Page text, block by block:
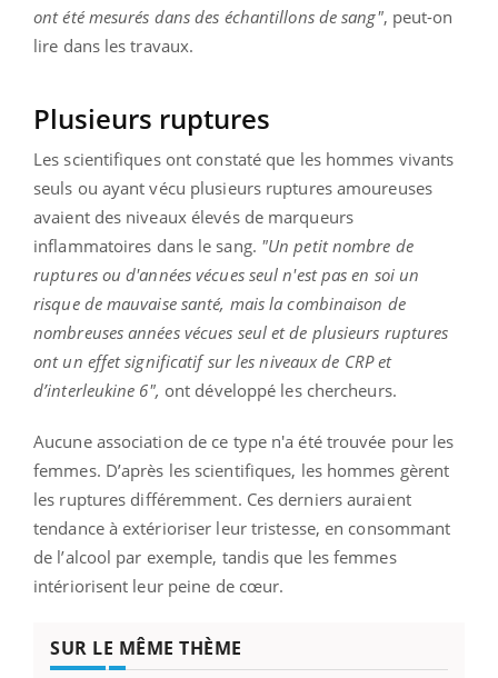
ont été mesurés dans des échantillons de sang", peut-on
lire dans les travaux.
Plusieurs ruptures
Les scientifiques ont constaté que les hommes vivants
seuls ou ayant vécu plusieurs ruptures amoureuses
avaient des niveaux élevés de marqueurs
inflammatoires dans le sang. "Un petit nombre de
ruptures ou d'années vécues seul n'est pas en soi un
risque de mauvaise santé, mais la combinaison de
nombreuses années vécues seul et de plusieurs ruptures
ont un effet significatif sur les niveaux de CRP et
d’interleukine 6", ont développé les chercheurs.
Aucune association de ce type n'a été trouvée pour les
femmes. D’après les scientifiques, les hommes gèrent
les ruptures différemment. Ces derniers auraient
tendance à extérioriser leur tristesse, en consommant
de l’alcool par exemple, tandis que les femmes
intériorisent leur peine de cœur.
SUR LE MÊME THÈME